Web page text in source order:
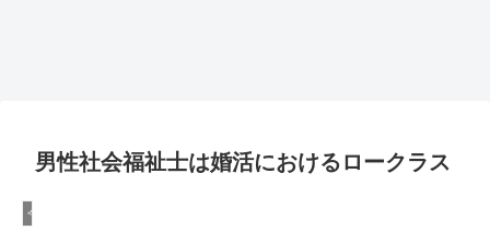
男性社会福祉士は婚活におけるロークラス
今日のチョイ記事